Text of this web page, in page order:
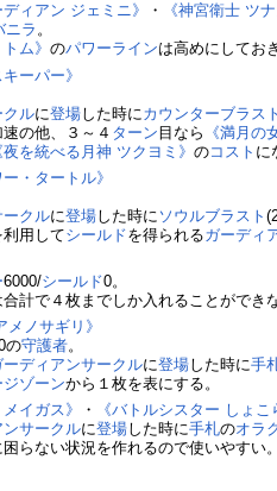
ディアン ジェミニ》
・
《神宮衛士 ツナ
ニラ 。
トム》のパワーラインは高めにしてお
ーパー》
クルに登場した時にカウンターブラス
の他、３～４ ターン目なら 《満月の
夜を統べる月神 ツクヨミ》のコスト に
・タートル》
ークルに登場した時に ソウルブラスト
利用してシールドを得られるガーディ
6000/シールド0。
合計で４枚までしか入れることができ
メノサギリ》
の守護者。
ーディアンサークルに登場した時に手
ジゾーンから１枚を表にする。
イガス》
・
《バトルシスター しょこ
サークルに登場した時に手札のオラ
らない状況を作れるので使いやすい。